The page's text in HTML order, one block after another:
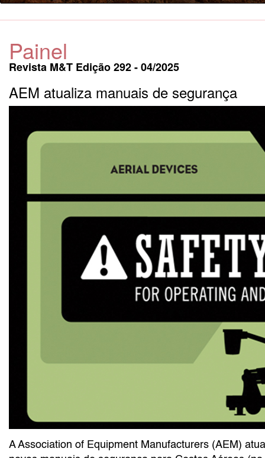
Painel
Revista M&T Edição 292 - 04/2025
AEM atualiza manuais de segurança
A Association of Equipment Manufacturers (AEM)